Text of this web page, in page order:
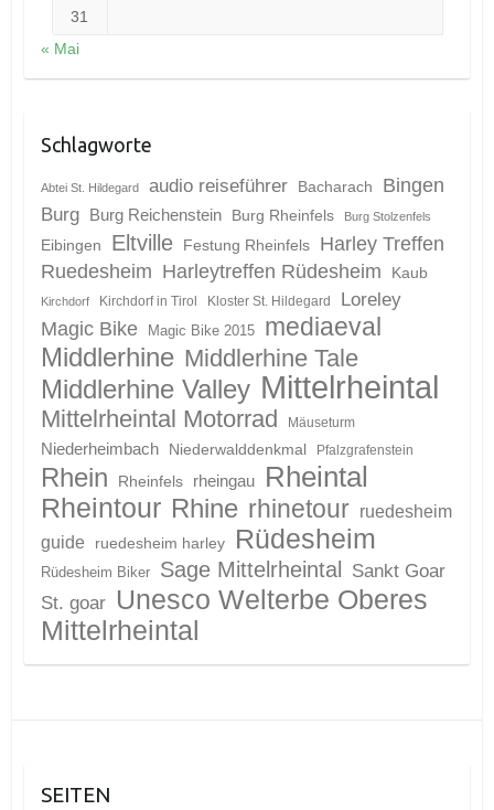
31
« Mai
Schlagworte
Abtei St. Hildegard audio reiseführer Bacharach
Bingen
Burg
Burg Reichenstein Burg Rheinfels Burg Stolzenfels
Eibingen Eltville Festung Rheinfels
Harley Treffen
Ruedesheim Harleytreffen Rüdesheim Kaub
Kirchdorf Kirchdorf in Tirol Kloster St. Hildegard Loreley
Magic Bike Magic Bike 2015 mediaeval
Middlerhine Middlerhine Tale
Middlerhine Valley Mittelrheintal
Mittelrheintal Motorrad Mäuseturm
Niederheimbach Niederwalddenkmal Pfalzgrafenstein
Rhein Rheinfels rheingau
Rheintal
Rheintour Rhine rhinetour ruedesheim
guide
ruedesheim harley Rüdesheim
Rüdesheim Biker Sage Mittelrheintal Sankt Goar
St. goar Unesco Welterbe Oberes
Mittelrheintal
SEITEN